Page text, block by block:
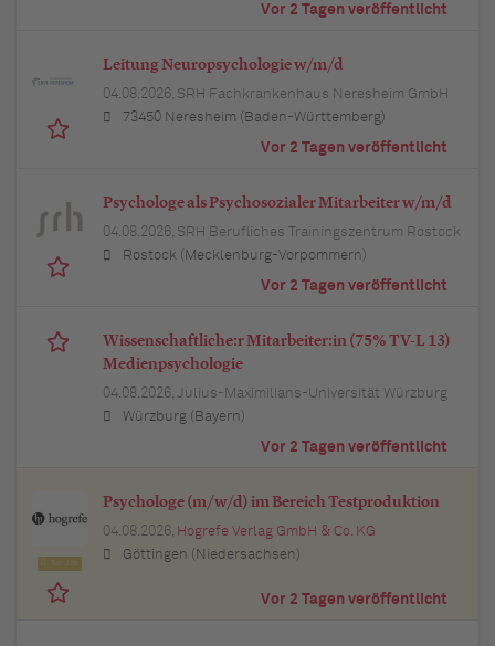
Vor 2 Tagen veröffentlicht
Leitung Neuropsychologie w/m/d
04.08.2026, SRH Fachkrankenhaus Neresheim GmbH
73450 Neresheim (Baden-Württemberg)
Vor 2 Tagen veröffentlicht
Psychologe als Psychosozialer Mitarbeiter w/m/d
04.08.2026, SRH Berufliches Trainingszentrum Rostock
Rostock (Mecklenburg-Vorpommern)
Vor 2 Tagen veröffentlicht
Wissenschaftliche:r Mitarbeiter:in (75% TV-L 13)
Medienpsychologie
04.08.2026, Julius-Maximilians-Universität Würzburg
Würzburg (Bayern)
Vor 2 Tagen veröffentlicht
Psychologe (m/w/d) im Bereich Testproduktion
04.08.2026, Hogrefe Verlag GmbH & Co. KG
Göttingen (Niedersachsen)
Vor 2 Tagen veröffentlicht